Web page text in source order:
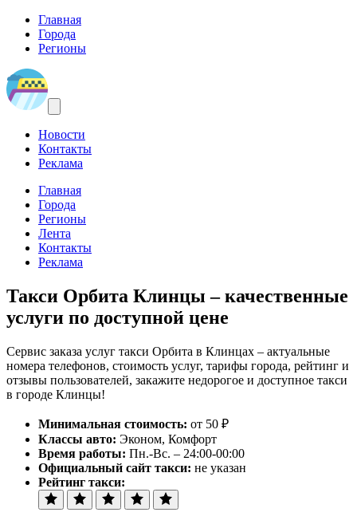
Главная
Города
Регионы
Новости
Контакты
Реклама
Главная
Города
Регионы
Лента
Контакты
Реклама
Такси Орбита Клинцы – качественные
услуги по доступной цене
Сервис заказа услуг такси Орбита в Клинцах – актуальные
номера телефонов, стоимость услуг, тарифы города, рейтинг и
отзывы пользователей, закажите недорогое и доступное такси
в городе Клинцы!
Минимальная стоимость: от 50 ₽
Классы авто: Эконом, Комфорт
Время работы: Пн.-Вс. – 24:00-00:00
Официальный сайт такси: не указан
Рейтинг такси: